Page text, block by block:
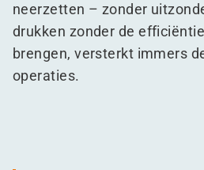
neerzetten – zonder
drukken zonder de
brengen, versterkt immers
operaties.